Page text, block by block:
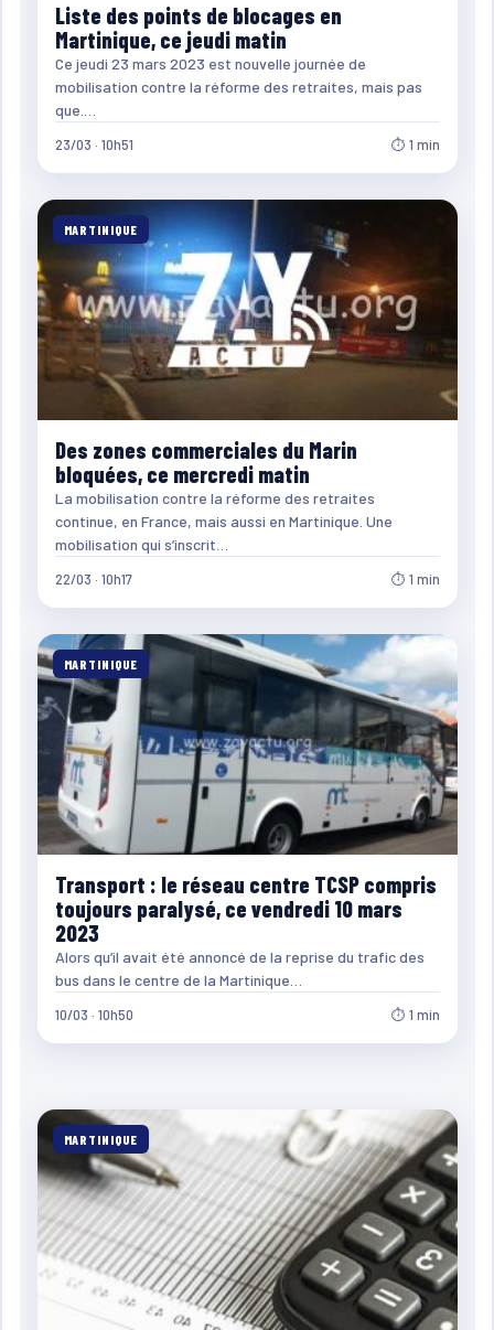
Liste des points de blocages en
Martinique, ce jeudi matin
Ce jeudi 23 mars 2023 est nouvelle journée de
mobilisation contre la réforme des retraites, mais pas
que.…
23/03 · 10h51 ⏱ 1 min
MARTINIQUE
Des zones commerciales du Marin
bloquées, ce mercredi matin
La mobilisation contre la réforme des retraites
continue, en France, mais aussi en Martinique. Une
mobilisation qui s’inscrit…
22/03 · 10h17 ⏱ 1 min
MARTINIQUE
Transport : le réseau centre TCSP compris
toujours paralysé, ce vendredi 10 mars
2023
Alors qu’il avait été annoncé de la reprise du trafic des
bus dans le centre de la Martinique…
10/03 · 10h50 ⏱ 1 min
MARTINIQUE